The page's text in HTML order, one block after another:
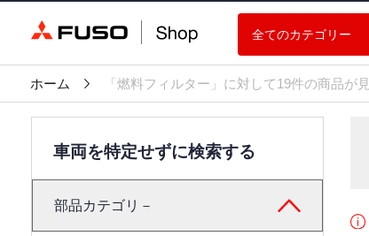
全てのカテゴリー
ホーム 「燃料フィルター」に対して19件の商品が
車両を特定せずに検索する
部品カテゴリ－